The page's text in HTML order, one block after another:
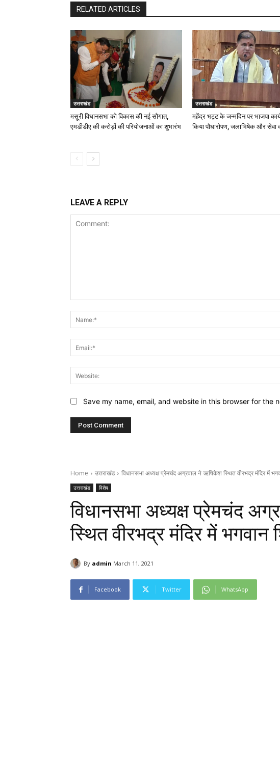
RELATED ARTICLES
उत्तराखंड
मसूरी विधानसभा को विकास की नई सौगात,
एमडीडीए की करोड़ों की परियोजनाओं का शुभारंभ
उत्तराखंड
महेंद्र भट्ट के जन्मदिन पर भाजपा
किया पौधारोपण, जलाभिषेक और सेवा
LEAVE A REPLY
Save my name, email, and website in this browser for the